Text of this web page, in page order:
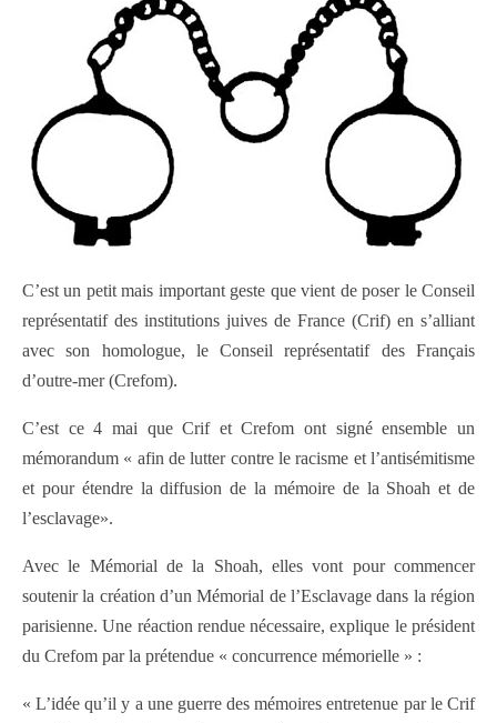
C’est un petit mais important geste que vient de poser le Conseil
représentatif des institutions juives de France (Crif) en s’alliant
avec son homologue, le Conseil représentatif des Français
d’outre-mer (Crefom).
C’est ce 4 mai que Crif et Crefom ont signé ensemble un
mémorandum « afin de lutter contre le racisme et l’antisémitisme
et pour étendre la diffusion de la mémoire de la Shoah et de
l’esclavage».
Avec le Mémorial de la Shoah, elles vont pour commencer
soutenir la création d’un Mémorial de l’Esclavage dans la région
parisienne. Une réaction rendue nécessaire, explique le président
du Crefom par la prétendue « concurrence mémorielle » :
« L’idée qu’il y a une guerre des mémoires entretenue par le Crif